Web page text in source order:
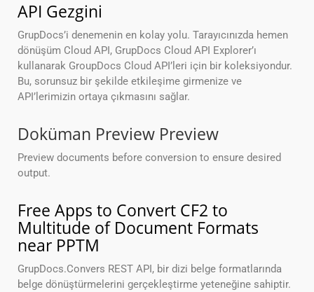
API Gezgini
GrupDocs’i denemenin en kolay yolu. Tarayıcınızda hemen
dönüşüm Cloud API, GrupDocs Cloud API Explorer’ı
kullanarak GroupDocs Cloud API’leri için bir koleksiyondur.
Bu, sorunsuz bir şekilde etkileşime girmenize ve
API’lerimizin ortaya çıkmasını sağlar.
Doküman Preview Preview
Preview documents before conversion to ensure desired
output.
Free Apps to Convert CF2 to
Multitude of Document Formats
near PPTM
GrupDocs.Convers REST API, bir dizi belge formatlarında
belge dönüştürmelerini gerçekleştirme yeteneğine sahiptir.